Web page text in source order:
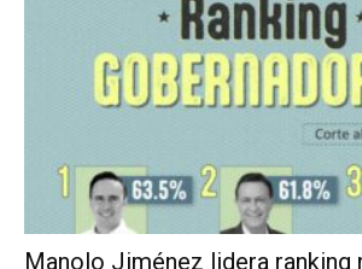
Manolo Jiménez lidera ranking